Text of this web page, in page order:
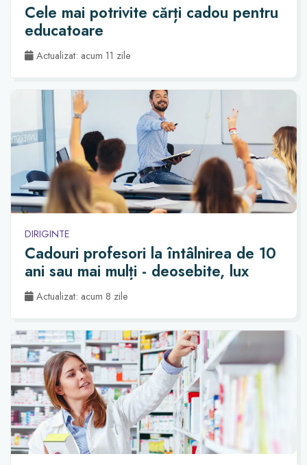
Cele mai potrivite cărți cadou pentru
educatoare
Actualizat: acum 11 zile
DIRIGINTE
Cadouri profesori la întâlnirea de 10
ani sau mai mulți - deosebite, lux
Actualizat: acum 8 zile